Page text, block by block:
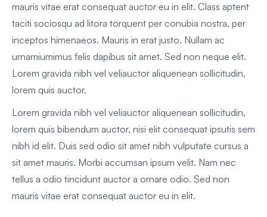
mauris vitae erat consequat auctor eu in elit. Class aptent
taciti sociosqu ad litora torquent per conubia nostra, per
inceptos himenaeos. Mauris in erat justo. Nullam ac
urnamiumimus felis dapibus sit amet. Sed non neque elit.
Lorem gravida nibh vel veliauctor aliquenean sollicitudin,
lorem quis auctor.
Lorem gravida nibh vel veliauctor aliquenean sollicitudin,
lorem quis bibendum auctor, nisi elit consequat ipsutis sem
nibh id elit. Duis sed odio sit amet nibh vulputate cursus a
sit amet mauris. Morbi accumsan ipsum velit. Nam nec
tellus a odio tincidunt auctor a ornare odio. Sed non
mauris vitae erat consequat auctor eu in elit.